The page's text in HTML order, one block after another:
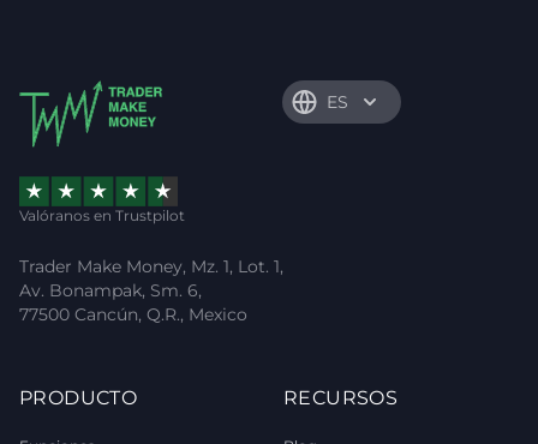
ES
Valóranos en Trustpilot
Trader Make Money, Mz. 1, Lot. 1,
Av. Bonampak, Sm. 6,
77500 Cancún, Q.R., Mexico
PRODUCTO RECURSOS